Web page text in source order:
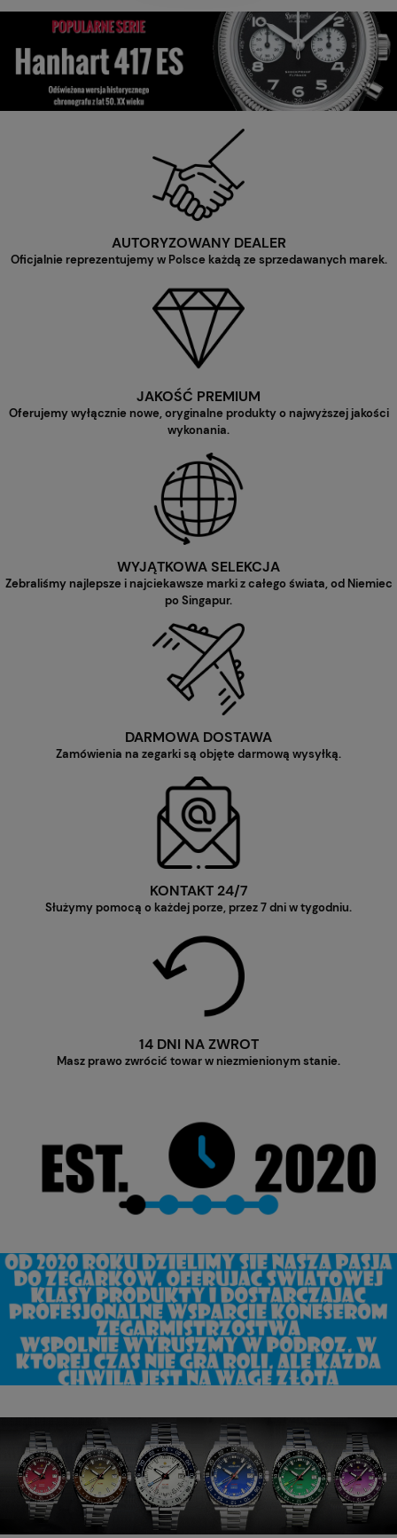
AUTORYZOWANY DEALER
Oficjalnie reprezentujemy w Polsce każdą ze sprzedawanych marek.
JAKOŚĆ PREMIUM
Oferujemy wyłącznie nowe, oryginalne produkty o najwyższej jakości
wykonania.
WYJĄTKOWA SELEKCJA
Zebraliśmy najlepsze i najciekawsze marki z całego świata, od Niemiec
po Singapur.
DARMOWA DOSTAWA
Zamówienia na zegarki są objęte darmową wysyłką.
KONTAKT 24/7
Służymy pomocą o każdej porze, przez 7 dni w tygodniu.
14 DNI NA ZWROT
Masz prawo zwrócić towar w niezmienionym stanie.